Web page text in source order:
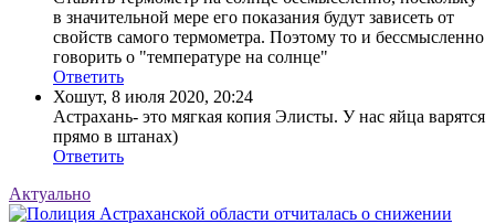
в значительной мере его показания будут зависеть от
свойств самого термометра. Поэтому то и бессмысленно
говорить о "температуре на солнце"
Ответить
Хошут, 8 июля 2020, 20:24
Астрахань- это мягкая копия Элисты. У нас яйца варятся
прямо в штанах)
Ответить
Актуально